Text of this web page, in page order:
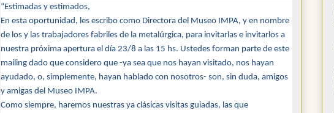
“Estimadas y estimados,
En esta oportunidad, les escribo como Directora del Museo IMPA, y en nombre
de los y las trabajadores fabriles de la metalúrgica, para invitarlas e invitarlos a
nuestra próxima apertura el día 23/8 a las 15 hs. Ustedes forman parte de este
mailing dado que considero que -ya sea que nos hayan visitado, nos hayan
ayudado, o, simplemente, hayan hablado con nosotros- son, sin duda, amigos
y amigas del Museo IMPA.
Como siempre, haremos nuestras ya clásicas visitas guiadas, las que